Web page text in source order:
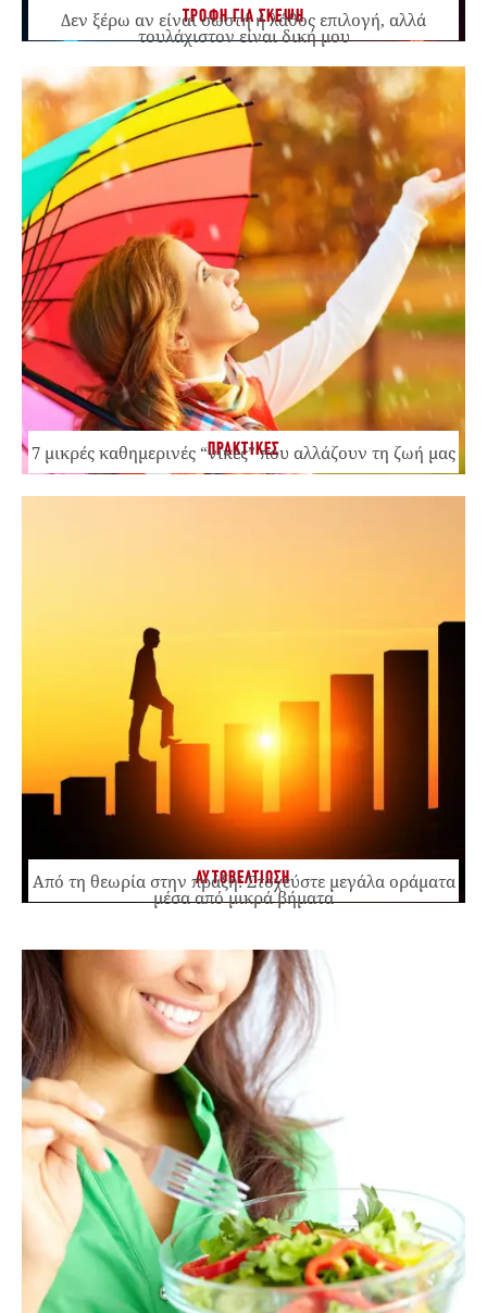
ΤΡΟΦΗ ΓΙΑ ΣΚΕΨΗ
Δεν ξέρω αν είναι σωστή ή λάθος επιλογή, αλλά
τουλάχιστον είναι δική μου
ΠΡΑΚΤΙΚΕΣ
7 μικρές καθημερινές “νίκες” που αλλάζουν τη ζωή μας
ΑΥΤΟΒΕΛΤΙΩΣΗ
Από τη θεωρία στην πράξη: Στοχεύστε μεγάλα οράματα
μέσα από μικρά βήματα